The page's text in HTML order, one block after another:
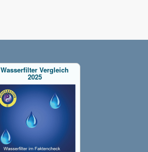
Wasserfilter Vergleich
2025